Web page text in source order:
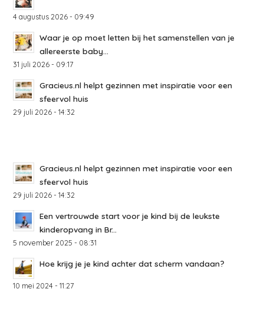
4 augustus 2026 - 09:49
Waar je op moet letten bij het samenstellen van je
allereerste baby...
31 juli 2026 - 09:17
Gracieus.nl helpt gezinnen met inspiratie voor een
sfeervol huis
29 juli 2026 - 14:32
Gracieus.nl helpt gezinnen met inspiratie voor een
sfeervol huis
29 juli 2026 - 14:32
Een vertrouwde start voor je kind bij de leukste
kinderopvang in Br...
5 november 2025 - 08:31
Hoe krijg je je kind achter dat scherm vandaan?
10 mei 2024 - 11:27